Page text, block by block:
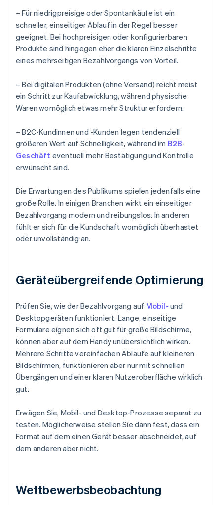
– Für niedrigpreisige oder Spontankäufe ist ein
schneller, einseitiger Ablauf in der Regel besser
geeignet. Bei hochpreisigen oder konfigurierbaren
Produkte sind hingegen eher die klaren Einzelschritte
eines mehrseitigen Bezahlvorgangs von Vorteil.
– Bei digitalen Produkten (ohne Versand) reicht meist
ein Schritt zur Kaufabwicklung, während physische
Waren womöglich etwas mehr Struktur erfordern.
– B2C-Kundinnen und -Kunden legen tendenziell
größeren Wert auf Schnelligkeit, während im B2B-
Geschäft eventuell mehr Bestätigung und Kontrolle
erwünscht sind.
Die Erwartungen des Publikums spielen jedenfalls eine
große Rolle. In einigen Branchen wirkt ein einseitiger
Bezahlvorgang modern und reibungslos. In anderen
fühlt er sich für die Kundschaft womöglich überhastet
oder unvollständig an.
Geräteübergreifende Optimierung
Prüfen Sie, wie der Bezahlvorgang auf Mobil- und
Desktopgeräten funktioniert. Lange, einseitige
Formulare eignen sich oft gut für große Bildschirme,
können aber auf dem Handy unübersichtlich wirken.
Mehrere Schritte vereinfachen Abläufe auf kleineren
Bildschirmen, funktionieren aber nur mit schnellen
Übergängen und einer klaren Nutzeroberfläche wirklich
gut.
Erwägen Sie, Mobil- und Desktop-Prozesse separat zu
testen. Möglicherweise stellen Sie dann fest, dass ein
Format auf dem einen Gerät besser abschneidet, auf
dem anderen aber nicht.
Wettbewerbsbeobachtung